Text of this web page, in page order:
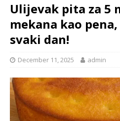
Ulijevak pita za 5
mekana kao
svaki dan!
December 11, 2025 admin